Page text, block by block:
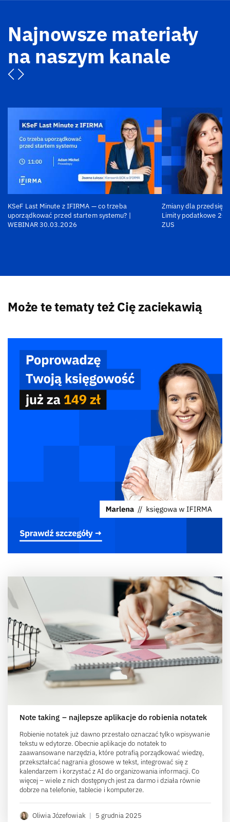
Najnowsze materiały
na naszym kanale
KSeF Last Minute z IFIRMA — co trzeba
uporządkować przed startem systemu? |
WEBINAR 30.03.2026
Zmiany dla
Limity podatkowe
ZUS
Może te tematy też Cię zaciekawią
Note taking – najlepsze aplikacje do robienia notatek
Robienie notatek już dawno przestało oznaczać tylko wpisywanie
tekstu w edytorze. Obecnie aplikacje do notatek to
zaawansowane narzędzia, które potrafią porządkować wiedzę,
przekształcać nagrania głosowe w tekst, integrować się z
kalendarzem i korzystać z AI do organizowania informacji. Co
więcej – wiele z nich dostępnych jest za darmo i działa równie
dobrze na telefonie, tablecie i komputerze.
Oliwia Józefowiak | 5 grudnia 2025